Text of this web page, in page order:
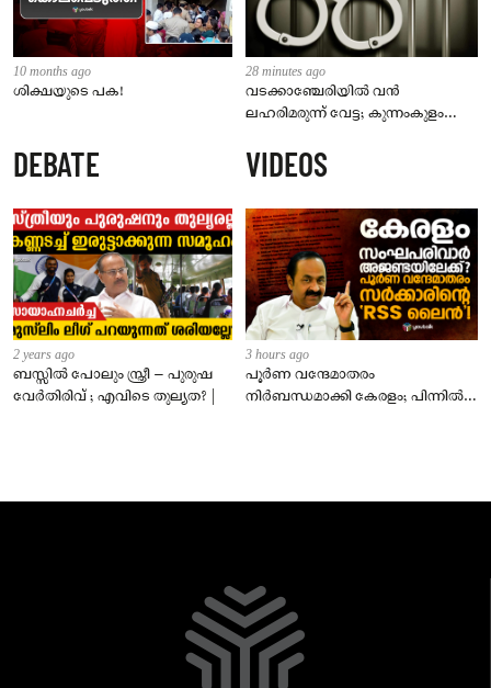
10 months ago
ശിക്ഷയുടെ പക!
28 minutes ago
വടക്കാഞ്ചേരിയിൽ വൻ
ലഹരിമരുന്ന് വേട്ട; കുന്നംകുളം
DEBATE
2 years ago
ബസ്സിൽ പോലും സ്ത്രീ – പുരുഷ
വേർതിരിവ് ; എവിടെ തുല്യത? |
VIDEOS
3 hours ago
പൂർണ വന്ദേമാതരം
നിർബന്ധമാക്കി കേരളം; പിന്നിൽ